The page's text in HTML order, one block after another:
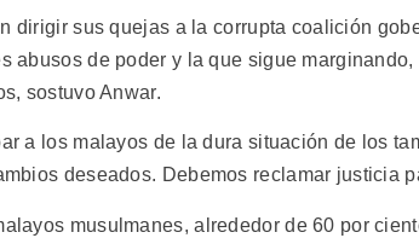
dirigir sus quejas a la corrupta coalición
abusos de poder y la que sigue
sostuvo Anwar.
a los malayos de la dura situación de los
deseados. Debemos reclamar justicia
musulmanes, alrededor de 60 por